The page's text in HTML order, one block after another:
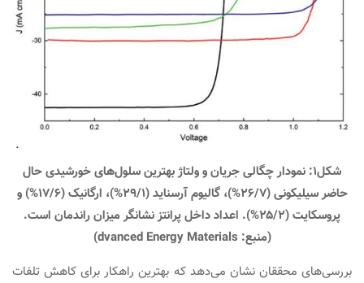
شکل۱: نمودار چگالی جریان و ولتاژ بهترین سلول‌های خورشیدی حال
حاضر سیلیکونی (۲۶/۷%)، گالیوم آرسناید (۲۹/۱%)، ارگانیک (۱۷/۶%) و
پروسکایت (۲۵/۲%). اعداد داخل پرانتز نشانگر میزان راندمان است.
(منبع: dvanced Energy Materials)
بررسی‌های محققان نشان می‌دهد که بهترین راهکار برای کاهش تلفات